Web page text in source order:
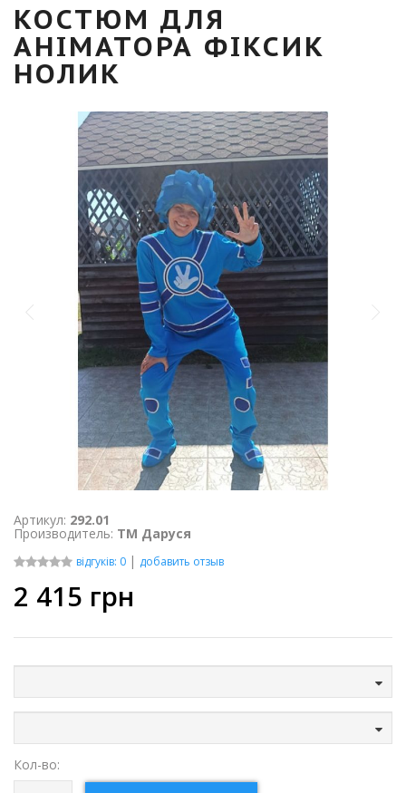
КОСТЮМ ДЛЯ
АНІМАТОРА ФІКСИК
НОЛИК
Артикул: 292.01
Производитель: ТМ Даруся
відгуків: 0 | добавить отзыв
2 415 грн
Кол-во: